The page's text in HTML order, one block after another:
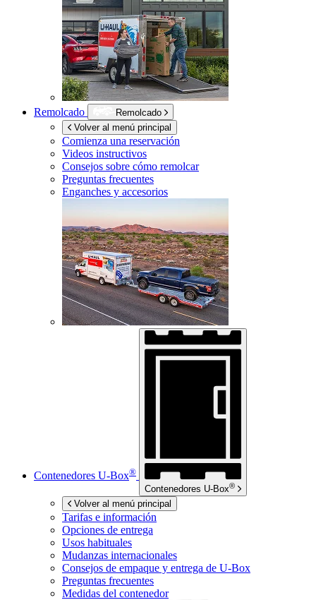
Remolcado
Remolcado
Volver al menú principal
Comienza una reservación
Videos instructivos
Consejos sobre cómo remolcar
Preguntas frecuentes
Enganches y accesorios
Contenedores U-Box®
Contenedores U-Box®
Volver al menú principal
Tarifas e información
Opciones de entrega
Usos habituales
Mudanzas internacionales
Consejos de empaque y entrega de U-Box
Preguntas frecuentes
Medidas del contenedor